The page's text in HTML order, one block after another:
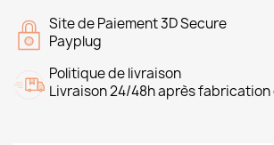
Site de Paiement 3D Secure
Payplug
Politique de livraison
Livraison 24/48h après